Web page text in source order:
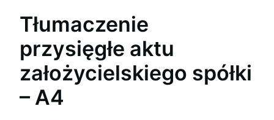
Tłumaczenie
przysięgłe aktu
założycielskiego spółki
– A4